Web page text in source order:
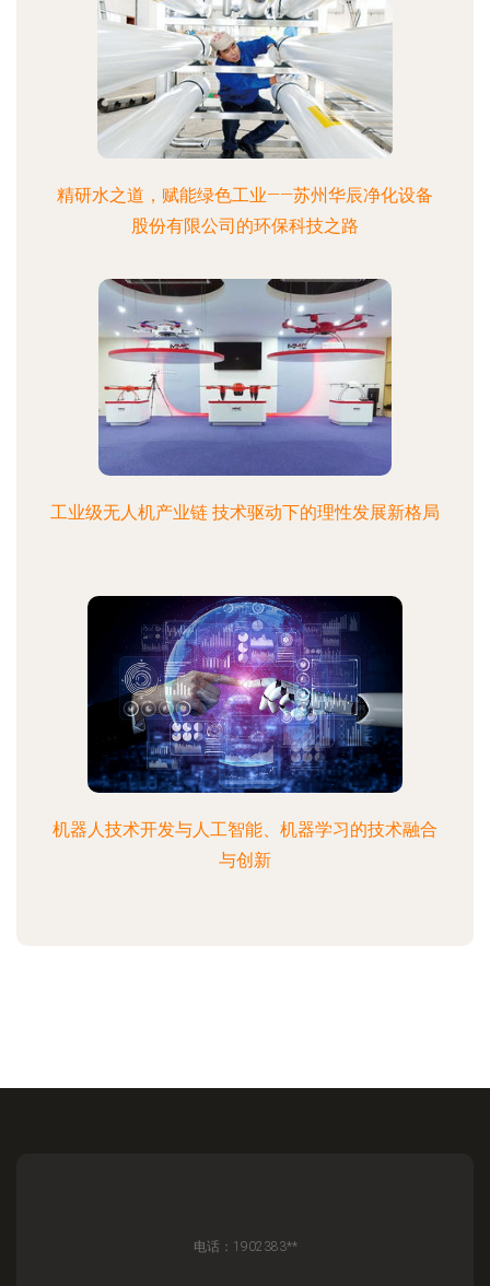
精研水之道，赋能绿色工业——苏州华辰净化设备
股份有限公司的环保科技之路
工业级无人机产业链 技术驱动下的理性发展新格局
机器人技术开发与人工智能、机器学习的技术融合
与创新
电话：1902383**